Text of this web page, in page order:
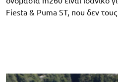
Fiesta & Puma ST, που δεν